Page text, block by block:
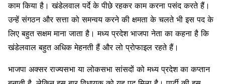
काम किया है। खंडेलवाल पर्दे के पीछे रहकर काम करना पसंद करते हैं।
उन्हें संगठन और सत्ता को समन्वय करने की क्षमता के चलते भी इस पद के
लिए बहुत सक्षम माना जाता है। मध्य प्रदेश भाजपा नेता का कहना है कि
खंडेलवाल बहुत अधिक मेहनती हैं और लो प्रोफाइल रहते हैं।
भाजपा अक्सर राज्यसभा या लोकसभा सांसदों को मध्य प्रदेश का कप्तान